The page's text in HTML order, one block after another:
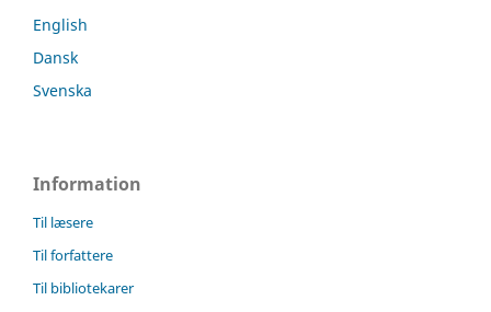
English
Dansk
Svenska
Information
Til læsere
Til forfattere
Til bibliotekarer